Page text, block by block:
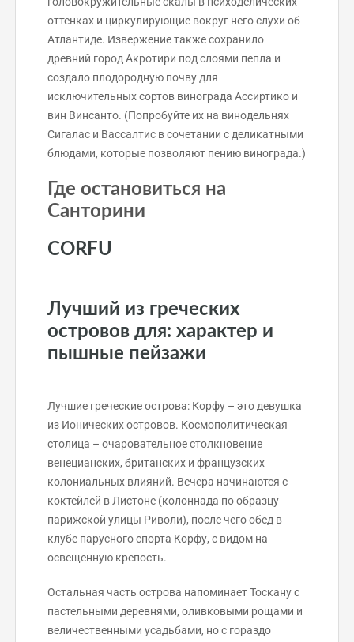
оттенках и циркулирующие вокруг него слухи об
Атлантиде. Извержение также сохранило
древний город Акротири под слоями пепла и
создало плодородную почву для
исключительных сортов винограда Ассиртико и
вин Винсанто. (Попробуйте их на винодельнях
Сигалас и Вассалтис в сочетании с деликатными
блюдами, которые позволяют пению винограда.)
Где остановиться на
Санторини
CORFU
Лучший из греческих
островов для: характер и
пышные пейзажи
Лучшие греческие острова: Корфу – это девушка
из Ионических островов. Космополитическая
столица – очаровательное столкновение
венецианских, британских и французских
колониальных влияний. Вечера начинаются с
коктейлей в Листоне (колоннада по образцу
парижской улицы Риволи), после чего обед в
клубе парусного спорта Корфу, с видом на
освещенную крепость.
Остальная часть острова напоминает Тоскану с
пастельными деревнями, оливковыми рощами и
величественными усадьбами, но с гораздо